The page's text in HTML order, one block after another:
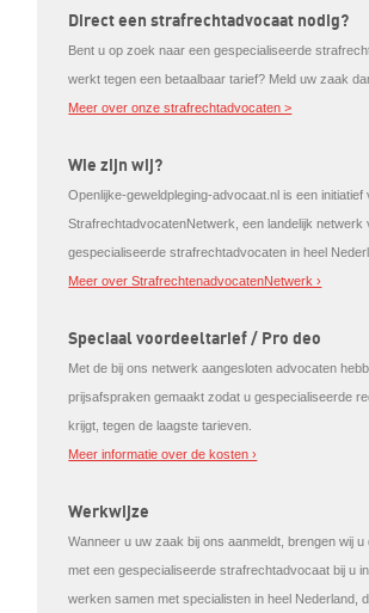
Direct een strafrechtadvocaat nodig?
Bent u op zoek naar een gespecialiseerde
werkt tegen een betaalbaar tarief? Meld uw zaak
Meer over onze strafrechtadvocaten >
Wie zijn wij?
Openlijke-geweldpleging-advocaat.nl is een initiatief
StrafrechtadvocatenNetwerk, een landelijk netwerk
gespecialiseerde strafrechtadvocaten in heel
Meer over StrafrechtenadvocatenNetwerk ›
Speciaal voordeeltarief / Pro deo
Met de bij ons netwerk aangesloten advocaten
prijsafspraken gemaakt zodat u gespecialiseerde
krijgt, tegen de laagste tarieven.
Meer informatie over de kosten ›
Werkwijze
Wanneer u uw zaak bij ons aanmeldt, brengen wij
met een gespecialiseerde strafrechtadvocaat bij u
werken samen met specialisten in heel Nederland,